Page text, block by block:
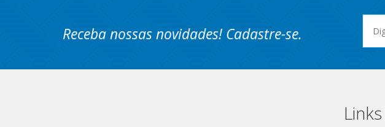
Receba nossas novidades! Cadastre-se.